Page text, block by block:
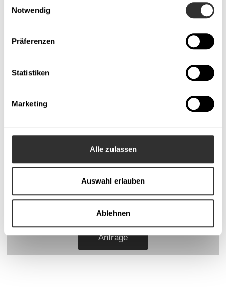
Notwendig
Präferenzen
Statistiken
Marketing
Alle zulassen
Auswahl erlauben
Ablehnen
Komplette Grundausstattung
Anschluss Strom, Wasser etc
Unterstützung b. Behörden
Anfrage
Winterpreis